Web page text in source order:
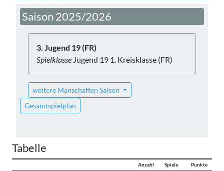
Saison 2025/2026
3. Jugend 19 (FR)
Spielklasse Jugend 19 1. Kreisklasse (FR)
weitere Manschaften Saison
Gesamtspielplan
Tabelle
Anzahl Spiele Punkte